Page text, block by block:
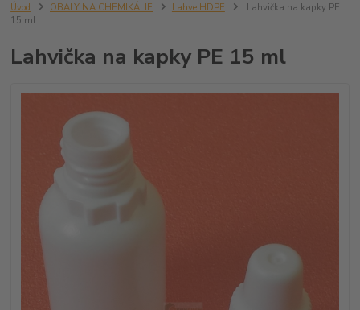
Úvod OBALY NA CHEMIKÁLIE Lahve HDPE
Lahvička na kapky PE
15 ml
Lahvička na kapky PE 15 ml